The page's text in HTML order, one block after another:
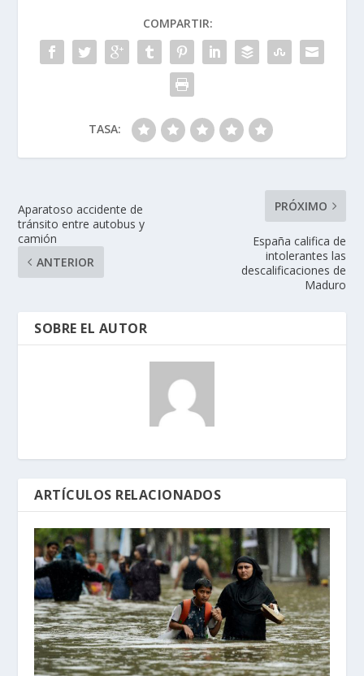
COMPARTIR:
TASA:
Aparatoso accidente de
tránsito entre autobus y
camión
ANTERIOR
PRÓXIMO
España califica de
intolerantes las
descalificaciones de
Maduro
SOBRE EL AUTOR
ARTÍCULOS RELACIONADOS